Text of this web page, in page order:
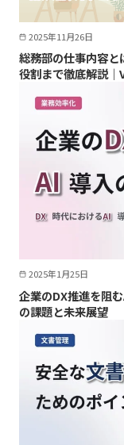
2025年11月26日
総務部の仕事内容と
役割まで徹底解説
2025年1月25日
企業のDX推進を阻
の課題と未来展望